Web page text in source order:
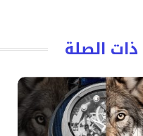
ذات الصلة